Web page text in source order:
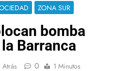
ZONA SUR
bomba
Barranca
0 1 Minutos